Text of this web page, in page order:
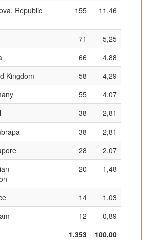
Republic
155 11,46
71
5,25
66
4,88
Kingdom
58
4,29
55
4,07
38
2,81
38
2,81
28
2,07
20 1,48
14
1,03
12
0,89
1.353
100,00